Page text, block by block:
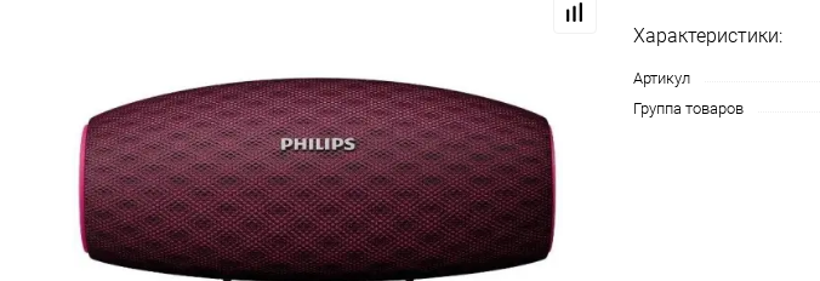
Характеристики:
Артикул
Группа товаров
Разбейтеоплату
на частибез